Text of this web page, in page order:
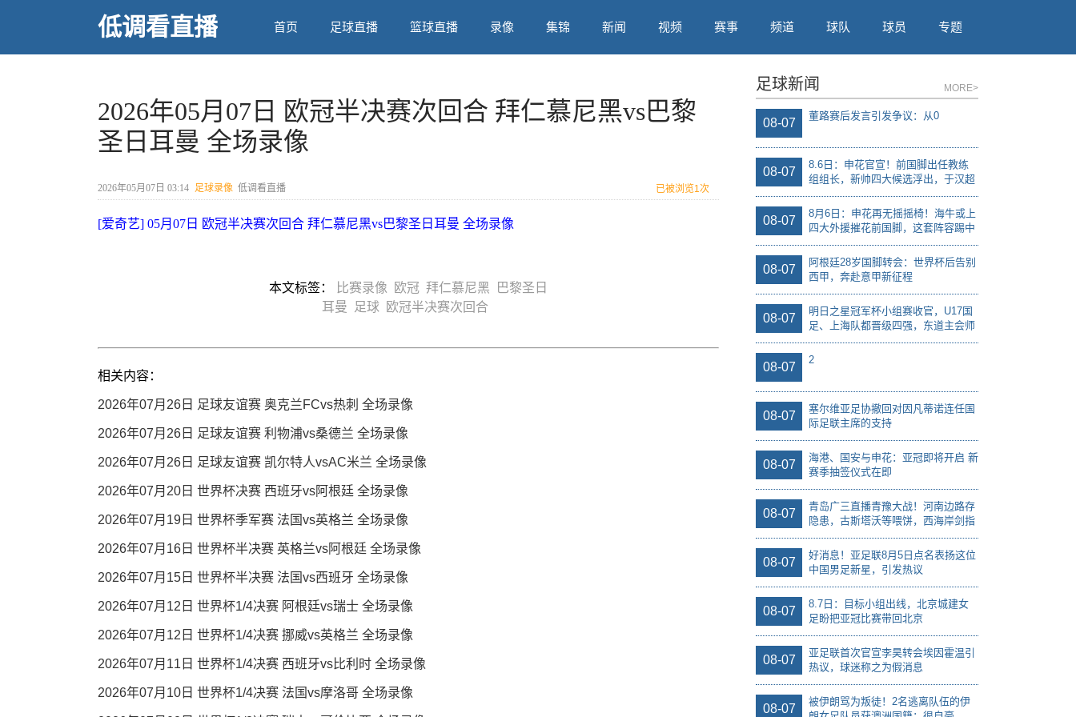
低调看直播 首页 足球直播 篮球直播 录像 集锦 新闻 视频 赛事 频道 球队 球员 专题
2026年05月07日 欧冠半决赛次回合 拜仁慕尼黑vs巴黎
圣日耳曼 全场录像
2026年05月07日 03:14 足球录像 低调看直播 已被浏览1次
[爱奇艺] 05月07日 欧冠半决赛次回合 拜仁慕尼黑vs巴黎圣日耳曼 全场录像
本文标签： 比赛录像 欧冠 拜仁慕尼黑
巴黎圣日
耳曼
足球 欧冠半决赛次回合
相关内容：
2026年07月26日 足球友谊赛 奥克兰FCvs热刺 全场录像
2026年07月26日 足球友谊赛 利物浦vs桑德兰 全场录像
2026年07月26日 足球友谊赛 凯尔特人vsAC米兰 全场录像
2026年07月20日 世界杯决赛 西班牙vs阿根廷 全场录像
2026年07月19日 世界杯季军赛 法国vs英格兰 全场录像
2026年07月16日 世界杯半决赛 英格兰vs阿根廷 全场录像
2026年07月15日 世界杯半决赛 法国vs西班牙 全场录像
2026年07月12日 世界杯1/4决赛 阿根廷vs瑞士 全场录像
2026年07月12日 世界杯1/4决赛 挪威vs英格兰 全场录像
2026年07月11日 世界杯1/4决赛 西班牙vs比利时 全场录像
2026年07月10日 世界杯1/4决赛 法国vs摩洛哥 全场录像
足球新闻 MORE>
08-07
董路赛后发言引发争议：从0
08-07
8.6日：申花官宣！前国脚出任教练
组组长，新帅四大候选浮出，于汉超
救火？
08-07
8月6日：申花再无摇摇椅！海牛或上
四大外援摧花前国脚，这套阵容踢中
甲都困难
08-07
阿根廷28岁国脚转会：世界杯后告别
西甲，奔赴意甲新征程
08-07
明日之星冠军杯小组赛收官，U17国
足、上海队都晋级四强，东道主会师
决赛？
08-07
2
08-07
塞尔维亚足协撤回对因凡蒂诺连任国
际足联主席的支持
08-07
海港、国安与申花：亚冠即将开启 新
赛季抽签仪式在即
08-07
青岛广三直播青豫大战！河南边路存
隐患，古斯塔沃等喂饼，西海岸剑指
亚冠
08-07
好消息！亚足联8月5日点名表扬这位
中国男足新星，引发热议
08-07
8.7日：目标小组出线，北京城建女
足盼把亚冠比赛带回北京
08-07
亚足联首次官宣李昊转会埃因霍温引
热议，球迷称之为假消息
08-07
被伊朗骂为叛徒！2名逃离队伍的伊